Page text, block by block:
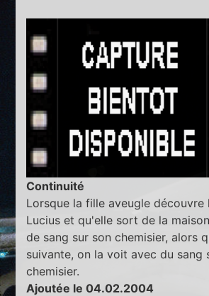
Continuité
Lorsque la fille aveugle découvre
Lucius et qu'elle sort de la
de sang sur son chemisier, alors
suivante, on la voit avec du sang
chemisier.
Ajoutée le 04.02.2004